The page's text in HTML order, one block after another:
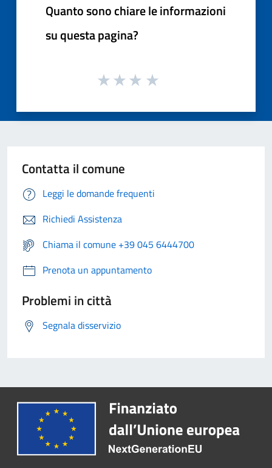
Quanto sono chiare le informazioni
su questa pagina?
Contatta il comune
Leggi le domande frequenti
Richiedi Assistenza
Chiama il comune +39 045 6444700
Prenota un appuntamento
Problemi in città
Segnala disservizio